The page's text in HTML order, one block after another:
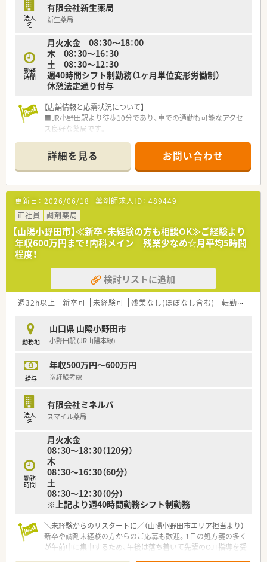
法人
名
有限会社新生薬局
新生薬局
勤務
時間
月火水金 08：30～18：00
木 08：30～16：30
土 08：30～12：30
週40時間シフト制勤務（1ヶ月単位変形労働制）
休憩法定通り付与
【店舗情報と応需状況について】
■JR小野田駅より徒歩10分であり、車での通勤も可能なアクセ
ス良好な薬局です。
しています。
■処方箋枚数は1日平均50枚程度で、複数の薬剤師が協力して丁
寧に対応しています。
【募集背景と求める人物像について】
■今回は、店舗体制の維持・強化を目的とした、正社員募集とな
ります。
■患者様とのコミュニケーションを大切にし、丁寧な服薬指導が
できる方を歓迎します。
■協調性があり、スタッフと協力して働きやすい職場作りができ
【法人特徴について】
■山口県を中心に30店舗以上を展開し、地域社会への貢献を重
視する安定経営の企業です。
に積極的に取り組んでいます。
■有給休暇取得率は90％以上、育休復帰率は100％と、働きやす
さが数字にも表れています。
詳細を見る お問い合わせ
更新日： 2026/06/18 薬剤師求人ID： 489449
正社員
調剤薬局
【山陽小野田市】≪新卒・未経験の方も相談OK≫ご経験より
年収600万円まで！内科メイン 残業少なめ☆月平均5時間
程度！
検討リストに追加
週32h以上 新卒可 未経験可 残業なし(ほぼなし含む) 転勤なし
勤務地
山口県 山陽小野田市
小野田駅 (JR山陽本線)
給与
年収500万円～600万円
※経験考慮
法人
名
有限会社ミネルバ
スマイル薬局
勤務
時間
月火水金
08：30～18：30（120分）
木
08：30～16：30（60分）
土
08：30～12：30（0分）
※上記より週40時間勤務シフト制勤務
＼未経験からのリスタートに／（山陽小野田市エリア担当より）
新卒や調剤未経験の方からのご応募も歓迎。1日の処方箋の多く
が午前中に集中するため、午後は落ち着いて先輩のOJT指導を受